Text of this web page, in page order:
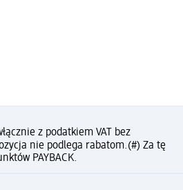
z podatkiem VAT bez
nie podlega rabatom.(#) Za tę
PAYBACK.